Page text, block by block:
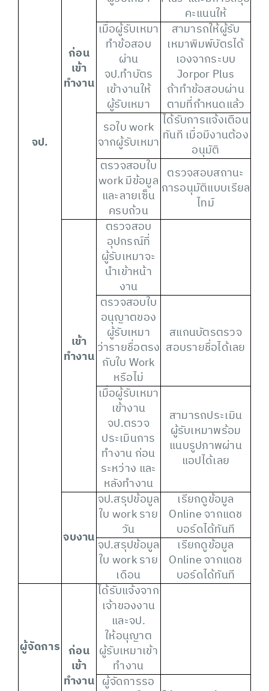
จป.
ก่อน
เข้า
ทำงาน
คะแนนให้
เมื่อผู้รับเหมา
ทำข้อสอบ
ผ่าน
จป.ทำบัตร
เข้างานให้
ผู้รับเหมา
สามารถให้ผู้รับ
เหมาพิมพ์บัตรได้
เองจากระบบ
Jorpor Plus
ถ้าทำข้อสอบผ่าน
ตามที่กำหนดแล้ว
รอใบ work
จากผู้รับเหมา
ได้รับการแจ้งเตือน
ทันที เมื่อมีงานต้อง
อนุมัติ
ตรวจสอบใบ
work มีข้อมูล
และลายเซ็น
ครบถ้วน
ตรวจสอบสถานะ
การอนุมัติแบบเรียล
ไทม์
เข้า
ทำงาน
ตรวจสอบ
อุปกรณ์ที่
ผู้รับเหมาจะ
นำเข้าหน้า
งาน
ตรวจสอบใบ
อนุญาตของ
ผู้รับเหมา
ว่ารายชื่อตรง
กับใบ Work
หรือไม่
สแกนบัตรตรวจ
สอบรายชื่อได้เลย
เมื่อผู้รับเหมา
เข้างาน
จป.ตรวจ
ประเมินการ
ทำงาน ก่อน
ระหว่าง และ
หลังทำงาน
สามารถประเมิน
ผู้รับเหมาพร้อม
แนบรูปภาพผ่าน
แอปได้เลย
จบงาน
จป.สรุปข้อมูล
ใบ work ราย
วัน
เรียกดูข้อมูล
Online จากแดช
บอร์ดได้ทันที
จป.สรุปข้อมูล
ใบ work ราย
เดือน
เรียกดูข้อมูล
Online จากแดช
บอร์ดได้ทันที
ผู้จัดการ ก่อน
เข้า
ทำงาน
ได้รับแจ้งจาก
เจ้าของงาน
และจป.
ให้อนุญาต
ผู้รับเหมาเข้า
ทำงาน
ผู้จัดการรอ